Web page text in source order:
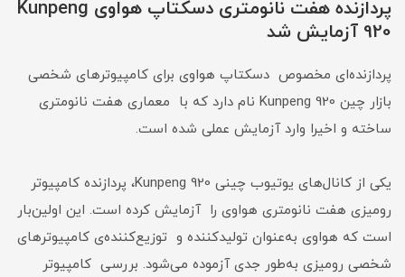
پردازنده هفت نانومتری دسکتاپ هواوی Kunpeng
920 آزمایش شد
پردازنده‌ای مخصوص دسکتاپ هواوی برای کامپیوترهای شخصی
بازار چین Kunpeng 920 نام دارد که با معماری هفت نانومتری
ساخته و اخیرا وارد آزمایش عملی شده است.
یکی از کانال‌های یوتیوب چینی Kunpeng 920، پردازنده‌ کامپیوتر
رومیزی هفت نانومتری هواوی را آزمایش کرده است. این اولین‌بار
است که هواوی به‌عنوان تولیدکننده و توزیع‌کننده‌ی کامپیوترهای
شخصی رومیزی به‌طور جدی آزموده می‌شود. بررسی کامپیوتر